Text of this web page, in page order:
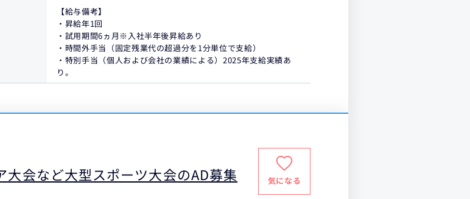
【給与備考】
・昇給年1回
・試用期間6ヵ月※入社半年後昇給あり
・時間外手当（固定残業代の超過分を1分単位で支給）
・特別手当（個人および会社の業績による）2025年支給実績あ
り。
会など大型スポーツ大会のAD募集
気になる